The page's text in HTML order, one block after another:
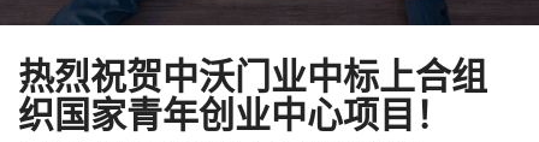
热烈祝贺中沃门业中标上合组
织国家青年创业中心项目！